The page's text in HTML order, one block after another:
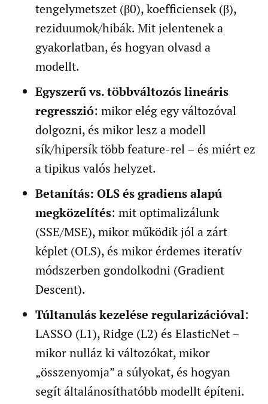
tengelymetszet (β0), koefficiensek (β),
reziduumok/hibák. Mit jelentenek a
gyakorlatban, és hogyan olvasd a
modellt.
Egyszerű vs. többváltozós lineáris
regresszió: mikor elég egy változóval
dolgozni, és mikor lesz a modell
sík/hipersík több feature-rel – és miért ez
a tipikus valós helyzet.
Betanítás: OLS és gradiens alapú
megközelítés: mit optimalizálunk
(SSE/MSE), mikor működik jól a zárt
képlet (OLS), és mikor érdemes iteratív
módszerben gondolkodni (Gradient
Descent).
Túltanulás kezelése regularizációval:
LASSO (L1), Ridge (L2) és ElasticNet –
mikor nulláz ki változókat, mikor
„összenyomja” a súlyokat, és hogyan
segít általánosíthatóbb modellt építeni.